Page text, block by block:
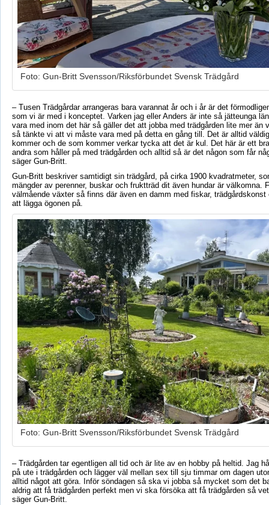
Foto: Gun-Britt Svensson/Riksförbundet Svensk Trädgård
– Tusen Trädgårdar arrangeras bara varannat år och i år är det
som vi är med i konceptet. Varken jag eller Anders är inte så jätteunga
vara med inom det här så gäller det att jobba med trädgården lite mer än
så tänkte vi att vi måste vara med på detta en gång till. Det är alltid
kommer och de som kommer verkar tycka att det är kul. Det här är ett
andra som håller på med trädgården och alltid så är det någon som får
säger Gun-Britt.
Gun-Britt beskriver samtidigt sin trädgård, på cirka 1900 kvadratmeter,
mängder av perenner, buskar och fruktträd dit även hundar är välkomna.
välmående växter så finns där även en damm med fiskar,
att lägga ögonen på.
Foto: Gun-Britt Svensson/Riksförbundet Svensk Trädgård
– Trädgården tar egentligen all tid och är lite av en hobby på heltid. Jag
på ute i trädgården och lägger väl mellan sex till sju timmar om dagen
alltid något att göra. Inför söndagen så ska vi jobba så mycket som det
aldrig att få trädgården perfekt men vi ska försöka att få trädgården så
säger Gun-Britt.